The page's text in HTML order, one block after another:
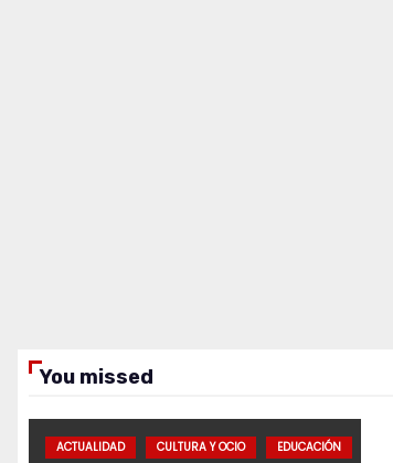
You missed
ACTUALIDAD CULTURA Y OCIO EDUCACIÓN